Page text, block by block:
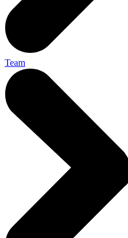
Team